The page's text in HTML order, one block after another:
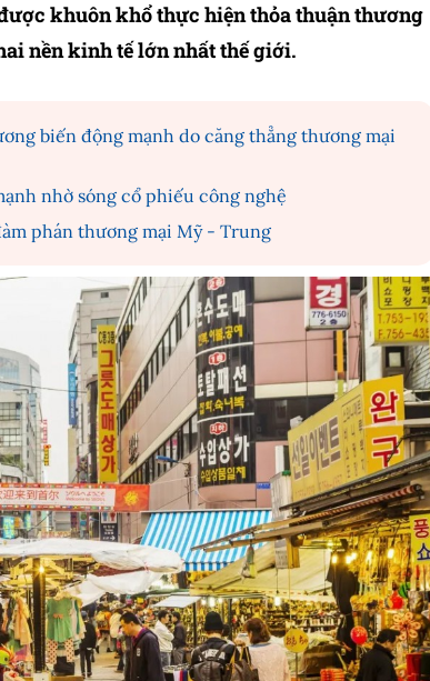
khuôn khổ thực hiện thỏa thuận thương
nền kinh tế lớn nhất thế giới.
biến động mạnh do căng thẳng thương mại
nhờ sóng cổ phiếu công nghệ
phán thương mại Mỹ - Trung